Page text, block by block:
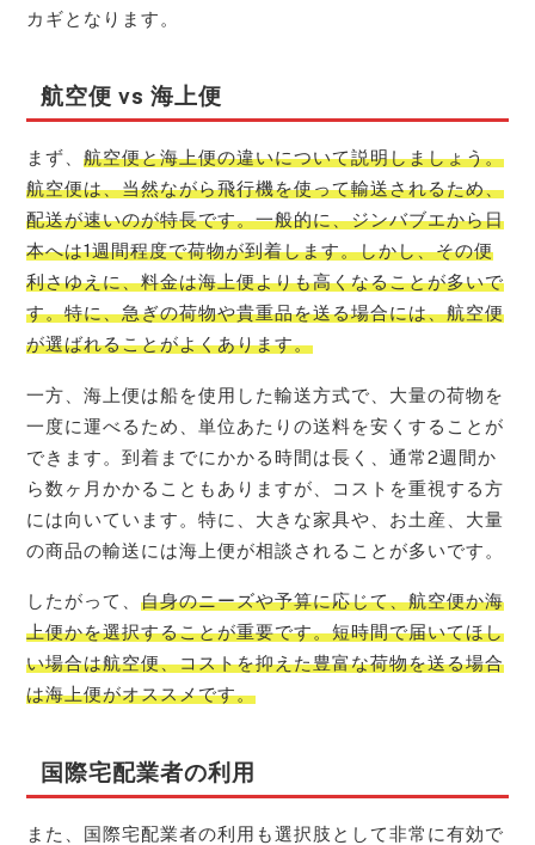
カギとなります。
航空便 vs 海上便
まず、航空便と海上便の違いについて説明しましょう。
航空便は、当然ながら飛行機を使って輸送されるため、
配送が速いのが特長です。一般的に、ジンバブエから日
本へは1週間程度で荷物が到着します。しかし、その便
利さゆえに、料金は海上便よりも高くなることが多いで
す。特に、急ぎの荷物や貴重品を送る場合には、航空便
が選ばれることがよくあります。
一方、海上便は船を使用した輸送方式で、大量の荷物を
一度に運べるため、単位あたりの送料を安くすることが
できます。到着までにかかる時間は長く、通常2週間か
ら数ヶ月かかることもありますが、コストを重視する方
には向いています。特に、大きな家具や、お土産、大量
の商品の輸送には海上便が相談されることが多いです。
したがって、自身のニーズや予算に応じて、航空便か海
上便かを選択することが重要です。短時間で届いてほし
い場合は航空便、コストを抑えた豊富な荷物を送る場合
は海上便がオススメです。
国際宅配業者の利用
また、国際宅配業者の利用も選択肢として非常に有効で